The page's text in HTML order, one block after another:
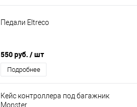
Педали Eltreco
550 руб. / шт
Подробнее
Кейс контроллера под багажник
Monster